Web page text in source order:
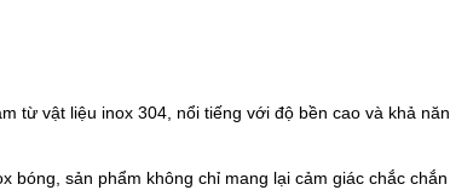
từ vật liệu inox 304, nổi tiếng với độ bền cao và khả
bóng, sản phẩm không chỉ mang lại cảm giác chắc